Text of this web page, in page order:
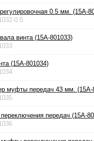
0.5 мм. (15A-
0.5
винта (15A-801033)
(15A-801034)
муфты передач 43 мм. (15A-
передач (15A-